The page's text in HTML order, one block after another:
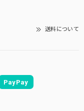
送料について
PayPay